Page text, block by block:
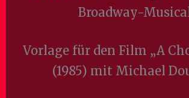
Broadway-
Vorlage für den Film „A
(1985) mit Michael